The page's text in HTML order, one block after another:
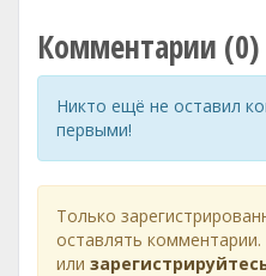
Комментарии (0)
Никто ещё не оставил
первыми!
Только
оставлять
или